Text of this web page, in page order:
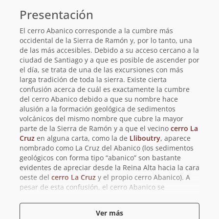
básica
Presentación
El cerro Abanico corresponde a la cumbre más
occidental de la Sierra de Ramón y, por lo tanto, una
de las más accesibles. Debido a su acceso cercano a la
ciudad de Santiago y a que es posible de ascender por
el día, se trata de una de las excursiones con más
larga tradición de toda la sierra. Existe cierta
confusión acerca de cuál es exactamente la cumbre
del cerro Abanico debido a que su nombre hace
alusión a la formación geológica de sedimentos
volcánicos del mismo nombre que cubre la mayor
parte de la Sierra de Ramón y a que el vecino cerro La
Cruz en alguna carta, como la de Lliboutry, aparece
nombrado como La Cruz del Abanico (los sedimentos
geológicos con forma tipo “abanico” son bastante
evidentes de apreciar desde la Reina Alta hacia la cara
oeste del cerro La Cruz y el propio cerro Abanico). A
pesar de esta confusión, el cerro Abanico se
aparece en la primera carta de montaña publicada en
Klatt y Fickenscher
Ver más